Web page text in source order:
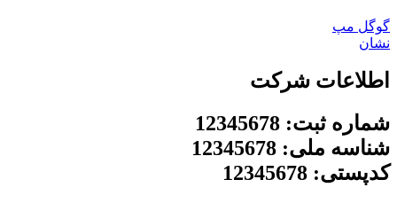
گوگل مپ
نشان
اطلاعات شرکت
شماره ثبت: 12345678
شناسه ملی: 12345678
کدپستی: 12345678